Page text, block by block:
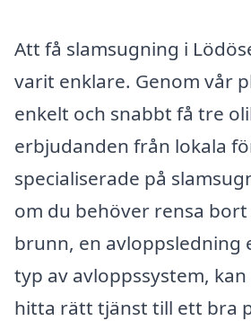
Att få slamsugning i
varit enklare. Genom vår
enkelt och snabbt få tre
erbjudanden från lokala
specialiserade på
om du behöver rensa
brunn, en avloppsledning
typ av avloppssystem,
hitta rätt tjänst till ett bra